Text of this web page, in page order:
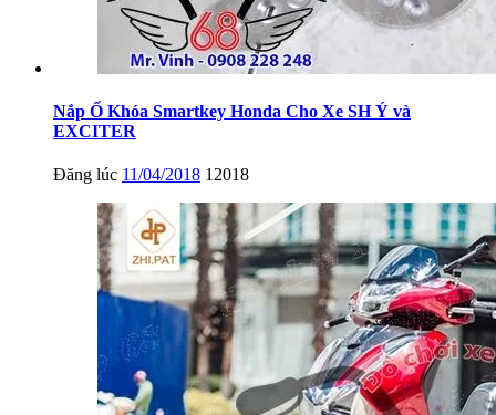
Nắp Ổ Khóa Smartkey Honda Cho Xe SH Ý và
EXCITER
Đăng lúc 11/04/2018 12018